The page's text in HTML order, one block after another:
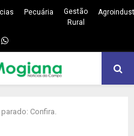
Pecuária
Gestão
Rural
Whatsapp
Confira.